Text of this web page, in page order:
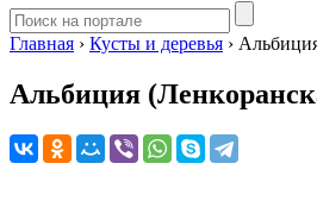
Главная › Кусты и деревья ›
Альбиция